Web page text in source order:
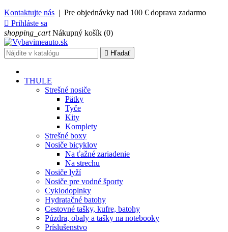
Kontaktujte nás | Pre objednávky nad 100 € doprava zadarmo
 Prihláste sa
shopping_cart Nákupný košík (0)
 Hľadať
THULE
Strešné nosiče
Pätky
Tyče
Kity
Komplety
Strešné boxy
Nosiče bicyklov
Na ťažné zariadenie
Na strechu
Nosiče lyží
Nosiče pre vodné športy
Cyklodoplnky
Hydratačné batohy
Cestovné tašky, kufre, batohy
Púzdra, obaly a tašky na notebooky
Príslušenstvo